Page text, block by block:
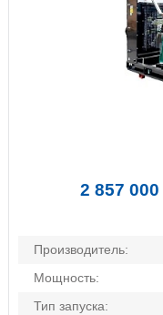
Производитель:
Мощность:
Тип запуска:
2 857 000